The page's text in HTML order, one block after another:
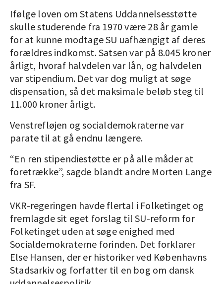
Ifølge loven om Statens Uddannelsesstøtte
skulle studerende fra 1970 være 28 år gamle
for at kunne modtage SU uafhængigt af deres
forældres indkomst. Satsen var på 8.045 kroner
årligt, hvoraf halvdelen var lån, og halvdelen
var stipendium. Det var dog muligt at søge
dispensation, så det maksimale beløb steg til
11.000 kroner årligt.
Venstrefløjen og socialdemokraterne var
parate til at gå endnu længere.
“En ren stipendiestøtte er på alle måder at
foretrække”, sagde blandt andre Morten Lange
fra SF.
VKR-regeringen havde flertal i Folketinget og
fremlagde sit eget forslag til SU-reform for
Folketinget uden at søge enighed med
Socialdemokraterne forinden. Det forklarer
Else Hansen, der er historiker ved Københavns
Stadsarkiv og forfatter til en bog om dansk